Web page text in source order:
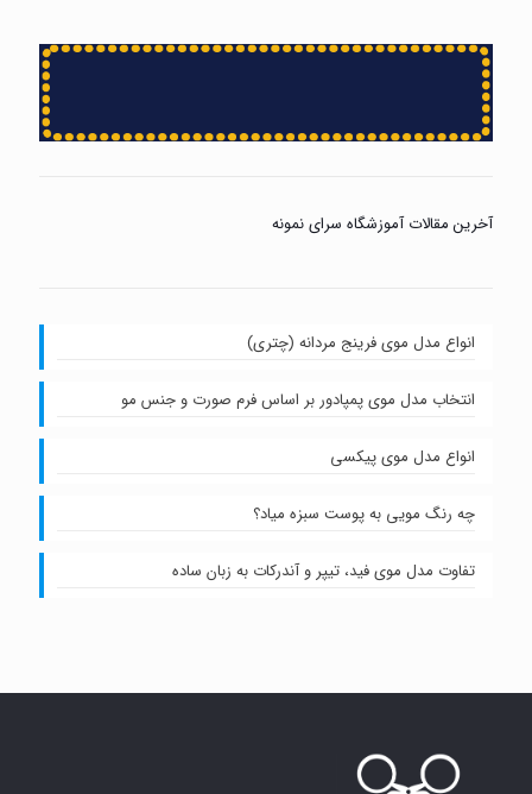
آخرین مقالات آموزشگاه سرای نمونه
انواع مدل موی فرینج مردانه (چتری)
انتخاب مدل موی پمپادور بر اساس فرم صورت و جنس مو
انواع مدل موی پیکسی
چه رنگ مویی به پوست سبزه میاد؟
تفاوت مدل موی فید، تیپر و آندرکات به زبان ساده